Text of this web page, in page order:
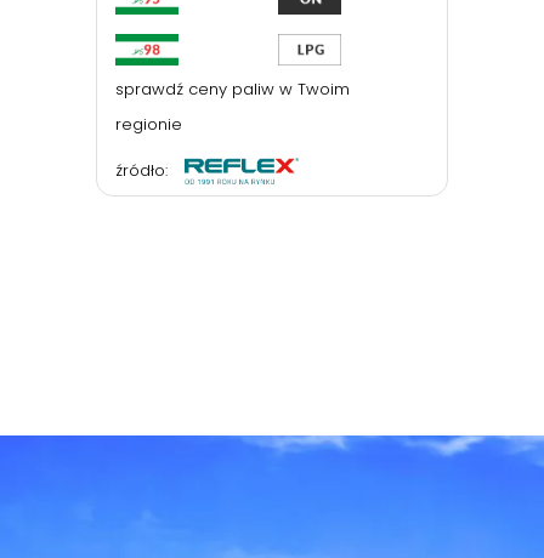
sprawdź ceny paliw w Twoim
regionie
źródło: